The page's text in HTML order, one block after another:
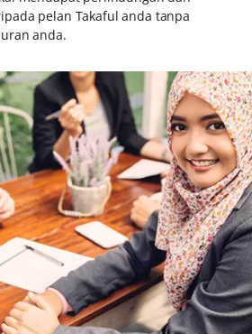
pelan Takaful anda tanpa
anda.